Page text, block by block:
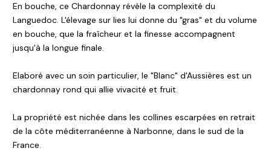
En bouche, ce Chardonnay révèle la complexité du
Languedoc. L'élevage sur lies lui donne du "gras" et du volume
en bouche, que la fraîcheur et la finesse accompagnent
jusqu'à la longue finale.
Elaboré avec un soin particulier, le "Blanc" d'Aussières est un
chardonnay rond qui allie vivacité et fruit.
La propriété est nichée dans les collines escarpées en retrait
de la côte méditerranéenne à Narbonne, dans le sud de la
France.